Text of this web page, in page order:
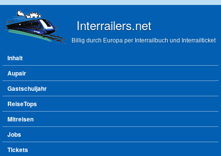
Interrailers.net
Billig durch Europa per Interrailbuch und Interrailticket
Hauptmenü
Inhalt
Aupair
Gastschuljahr
ReiseTops
Mitreisen
Jobs
Tickets